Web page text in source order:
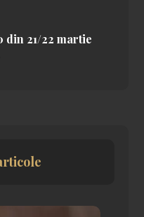
21/22 martie